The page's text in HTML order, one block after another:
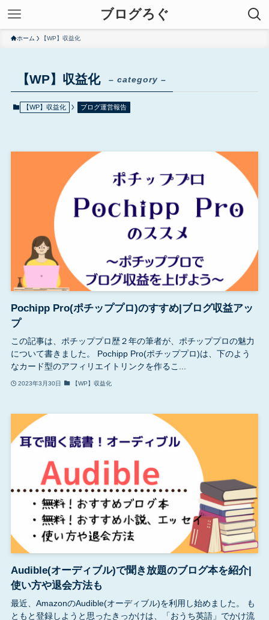
ブログろぐ
ホーム 【WP】収益化
【WP】収益化 – category –
【WP】収益化 ブログ運営報告
Pochipp Pro(ポチッププロ)のすすめ|ブログ収益アッ
プ
この記事は、ポチッププロ歴２年の筆者が、ポチッププロの魅力
について書きました。 Pochipp Pro(ポチッププロ)は、下のよう
なカード型のアフィリエイトリンクを作るこ...
2023年3月30日 【WP】収益化
Audible(オーディブル)で聞き放題のブログ本を紹介|
使い方や退会方法も
最近、AmazonのAudible(オーディブル)を利用し始めました。 も
ともと登録しようと思ったきっかけは、「おうち英語」でかけ流